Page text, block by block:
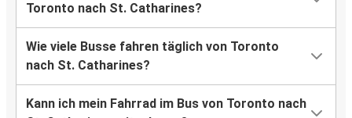
Toronto nach St. Catharines?
Wie viele Busse fahren täglich von Toronto
nach St. Catharines?
Kann ich mein Fahrrad im Bus von Toronto nach